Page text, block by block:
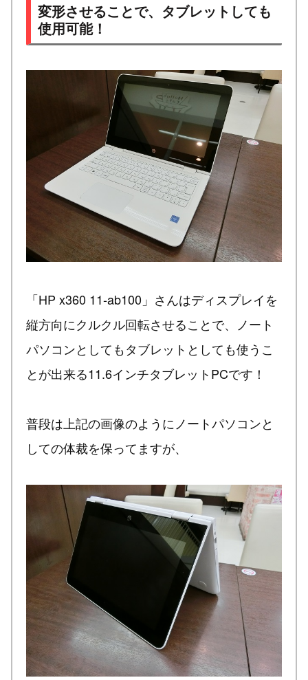
変形させることで、タブレットしても
使用可能！
「HP x360 11-ab100」さんはディスプレイを
縦方向にクルクル回転させることで、ノート
パソコンとしてもタブレットとしても使うこ
とが出来る11.6インチタブレットPCです！
普段は上記の画像のようにノートパソコンと
しての体裁を保ってますが、